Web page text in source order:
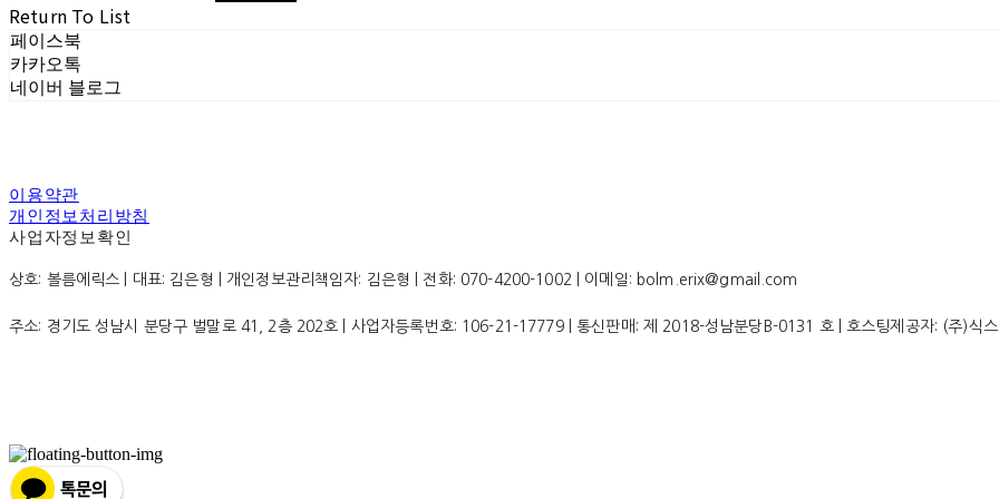
Return To List
페이스북
카카오톡
네이버 블로그
이용약관
개인정보처리방침
사업자정보확인
상호: 볼름에릭스 | 대표: 김은형 | 개인정보관리책임자: 김은형 | 전화: 070-4200-1002 | 이메일: bolm.erix@gmail.com
주소: 경기도 성남시 분당구 벌말로 41, 2층 202호 | 사업자등록번호: 106-21-17779| 통신판매: 제 2018-성남분당B-0131 호| 호스팅제공자: (주)식